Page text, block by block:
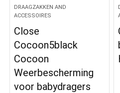
DRAAGZAKKEN AND
ACCESSOIRES
Close
Cocoon5black
Cocoon
Weerbescherming
voor babydragers